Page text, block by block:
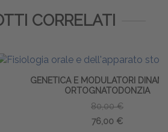
CORRELATI
E MODULATORI DINAMICI IN